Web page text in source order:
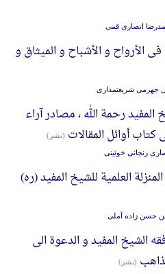
انصاری قمی
الأرواح و الأشباح و المیثاق و
جهرمی شریعتمداری
رحمة الله ، مصادر آراء
کتاب أوائل المقالات (نشر)
زنجانی خوئینی
العلمیة للشیخ المفید (ره)
حسن زاده آملی
الشیخ المفید و الدعوة الی
(نشر)